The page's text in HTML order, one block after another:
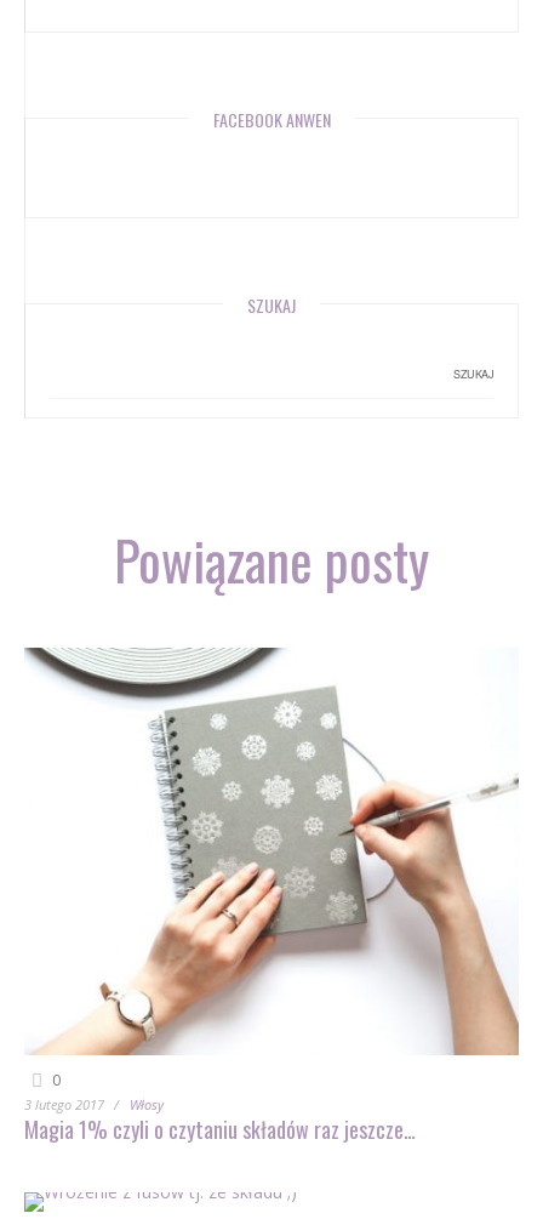
FACEBOOK ANWEN
SZUKAJ
Powiązane posty
0
3 lutego 2017 Włosy
Magia 1% czyli o czytaniu składów raz jeszcze…